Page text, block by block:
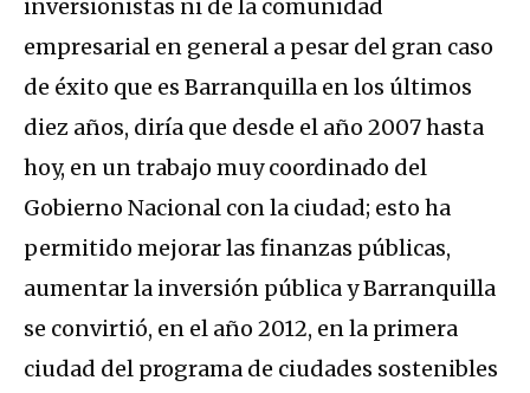
inversionistas ni de la comunidad
empresarial en general a pesar del gran caso
de éxito que es Barranquilla en los últimos
diez años, diría que desde el año 2007 hasta
hoy, en un trabajo muy coordinado del
Gobierno Nacional con la ciudad; esto ha
permitido mejorar las finanzas públicas,
aumentar la inversión pública y Barranquilla
se convirtió, en el año 2012, en la primera
ciudad del programa de ciudades sostenibles